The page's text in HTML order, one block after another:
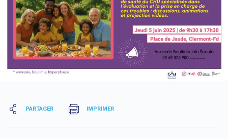
PARTAGER IMPRIMER